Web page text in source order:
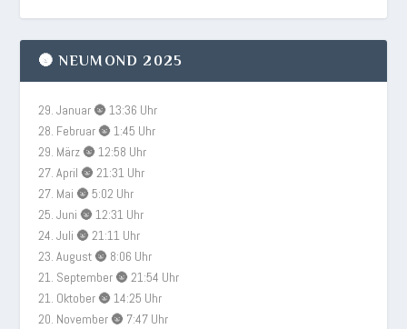
🌚 NEUMOND 2025
29. Januar 🌚 13:36 Uhr
28. Februar 🌚 1:45 Uhr
29. März 🌚 12:58 Uhr
27. April 🌚 21:31 Uhr
27. Mai 🌚 5:02 Uhr
25. Juni 🌚 12:31 Uhr
24. Juli 🌚 21:11 Uhr
23. August 🌚 8:06 Uhr
21. September 🌚 21:54 Uhr
21. Oktober 🌚 14:25 Uhr
20. November 🌚 7:47 Uhr